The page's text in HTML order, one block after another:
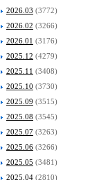
2026.03 (3772)
2026.02 (3266)
2026.01 (3176)
2025.12 (4279)
2025.11 (3408)
2025.10 (3730)
2025.09 (3515)
2025.08 (3545)
2025.07 (3263)
2025.06 (3266)
2025.05 (3481)
2025.04 (2810)